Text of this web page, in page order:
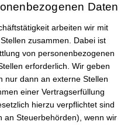
Daten
arbeiten wir mit
zusammen. Dabei ist
von personenbezogenen
erforderlich. Wir geben
nur dann an externe Stellen
einer Vertragserfüllung
hierzu verpflichtet sind
an Steuerbehörden), wenn wir